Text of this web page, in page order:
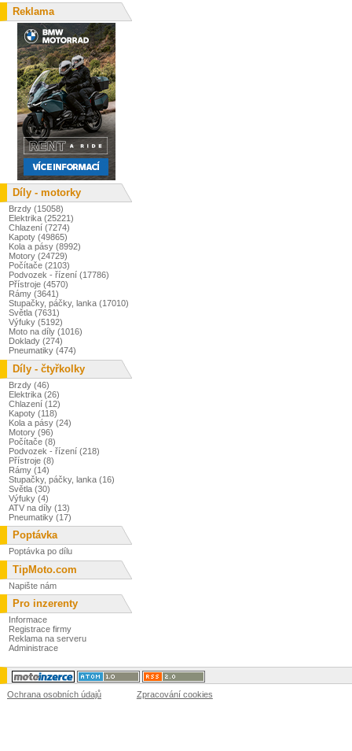
Reklama
Díly - motorky
Brzdy (15058)
Elektrika (25221)
Chlazení (7274)
Kapoty (49865)
Kola a pásy (8992)
Motory (24729)
Počítače (2103)
Podvozek - řízení (17786)
Přístroje (4570)
Rámy (3641)
Stupačky, páčky, lanka (17010)
Světla (7631)
Výfuky (5192)
Moto na díly (1016)
Doklady (274)
Pneumatiky (474)
Díly - čtyřkolky
Brzdy (46)
Elektrika (26)
Chlazení (12)
Kapoty (118)
Kola a pásy (24)
Motory (96)
Počítače (8)
Podvozek - řízení (218)
Přístroje (8)
Rámy (14)
Stupačky, páčky, lanka (16)
Světla (30)
Výfuky (4)
ATV na díly (13)
Pneumatiky (17)
Poptávka
Poptávka po dílu
TipMoto.com
Napište nám
Pro inzerenty
Informace
Registrace firmy
Reklama na serveru
Administrace
Ochrana osobních údajů Zpracování cookies